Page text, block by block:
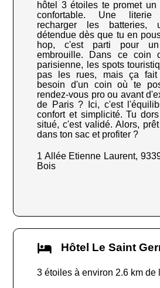
hôtel 3 étoiles te promet
confortable. Une
recharger les batteries,
détendue dès que tu en
hop, c'est parti pour
embrouille. Dans ce coin
parisienne, les spots
pas les rues, mais ça
besoin d'un coin où te
rendez-vous pro ou avant
de Paris ? Ici, c'est
confort et simplicité. Tu
situé, c'est validé. Alors,
dans ton sac et profiter ?
1 Allée Etienne Laurent,
Bois
Hôtel Le Saint
3 étoiles à environ 2.6 km de